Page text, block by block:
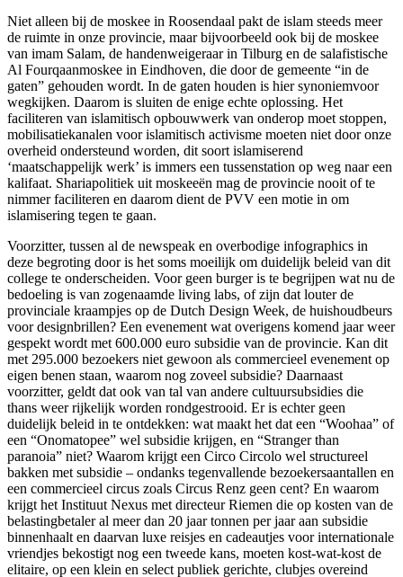
Niet alleen bij de moskee in Roosendaal pakt de islam steeds meer
de ruimte in onze provincie, maar bijvoorbeeld ook bij de moskee
van imam Salam, de handenweigeraar in Tilburg en de salafistische
Al Fourqaanmoskee in Eindhoven, die door de gemeente “in de
gaten” gehouden wordt. In de gaten houden is hier synoniemvoor
wegkijken. Daarom is sluiten de enige echte oplossing. Het
faciliteren van islamitisch opbouwwerk van onderop moet stoppen,
mobilisatiekanalen voor islamitisch activisme moeten niet door onze
overheid ondersteund worden, dit soort islamiserend
‘maatschappelijk werk’ is immers een tussenstation op weg naar een
kalifaat. Shariapolitiek uit moskeeën mag de provincie nooit of te
nimmer faciliteren en daarom dient de PVV een motie in om
islamisering tegen te gaan.
Voorzitter, tussen al de newspeak en overbodige infographics in
deze begroting door is het soms moeilijk om duidelijk beleid van dit
college te onderscheiden. Voor geen burger is te begrijpen wat nu de
bedoeling is van zogenaamde living labs, of zijn dat louter de
provinciale kraampjes op de Dutch Design Week, de huishoudbeurs
voor designbrillen? Een evenement wat overigens komend jaar weer
gespekt wordt met 600.000 euro subsidie van de provincie. Kan dit
met 295.000 bezoekers niet gewoon als commercieel evenement op
eigen benen staan, waarom nog zoveel subsidie? Daarnaast
voorzitter, geldt dat ook van tal van andere cultuursubsidies die
thans weer rijkelijk worden rondgestrooid. Er is echter geen
duidelijk beleid in te ontdekken: wat maakt het dat een “Woohaa” of
een “Onomatopee” wel subsidie krijgen, en “Stranger than
paranoia” niet? Waarom krijgt een Circo Circolo wel structureel
bakken met subsidie – ondanks tegenvallende bezoekersaantallen en
een commercieel circus zoals Circus Renz geen cent? En waarom
krijgt het Instituut Nexus met directeur Riemen die op kosten van de
belastingbetaler al meer dan 20 jaar tonnen per jaar aan subsidie
binnenhaalt en daarvan luxe reisjes en cadeautjes voor internationale
vriendjes bekostigt nog een tweede kans, moeten kost-wat-kost de
elitaire, op een klein en select publiek gerichte, clubjes overeind